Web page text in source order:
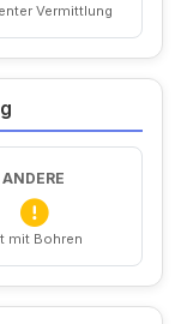
Vermittlung
ANDERE
mit Bohren